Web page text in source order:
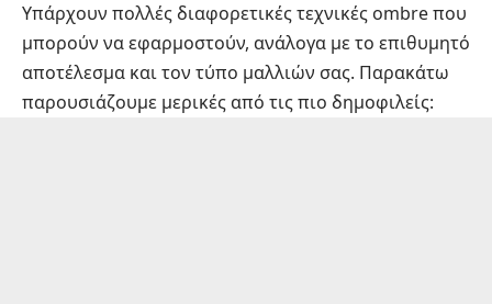
Υπάρχουν πολλές διαφορετικές τεχνικές ombre που
μπορούν να εφαρμοστούν, ανάλογα με το επιθυμητό
αποτέλεσμα και τον τύπο μαλλιών σας. Παρακάτω
παρουσιάζουμε μερικές από τις πιο δημοφιλείς: